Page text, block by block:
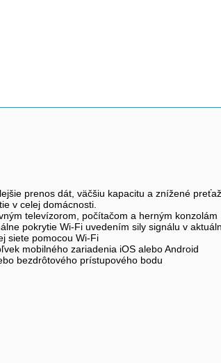
prenos dát, väčšiu kapacitu a znížené
v celej domácnosti.
televízorom, počítačom a herným konzolám
pokrytie Wi-Fi uvedením sily signálu v
siete pomocou Wi-Fi
mobilného zariadenia iOS alebo Android
bezdrôtového prístupového bodu